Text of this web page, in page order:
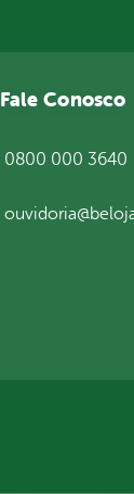
Fale Conosco
0800 000 3640